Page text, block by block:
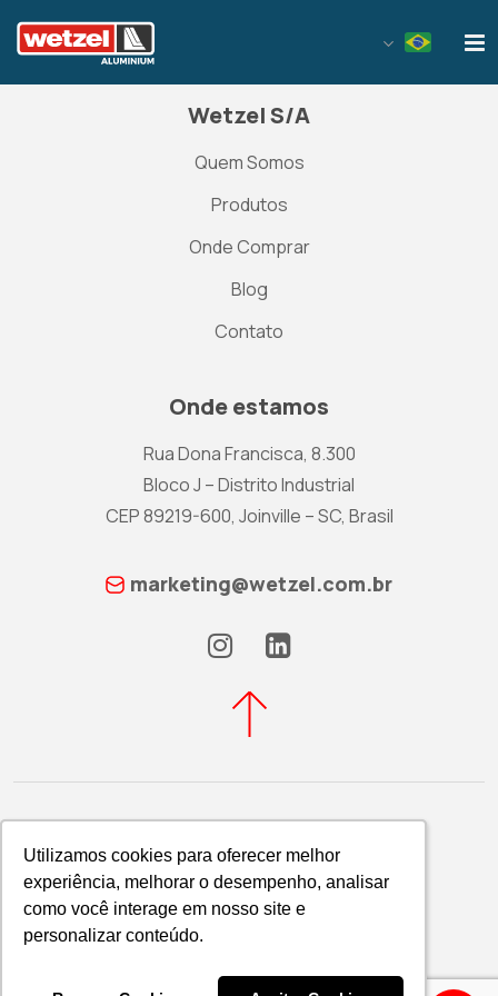
Utilizamos cookies para oferecer melhor
experiência, melhorar o desempenho, analisar
como você interage em nosso site e
personalizar conteúdo.
Utilizamos cookies para oferecer melhor
experiência, melhorar o desempenho, analisar
como você interage em nosso site e
personalizar conteúdo.
Wetzel S/A
Quem Somos
Produtos
Onde Comprar
Blog
Contato
Onde estamos
Rua Dona Francisca, 8.300
Bloco J – Distrito Industrial
CEP 89219-600, Joinville – SC, Brasil
marketing@wetzel.com.br
Política de Privacidade
WETZEL S/A © 2026